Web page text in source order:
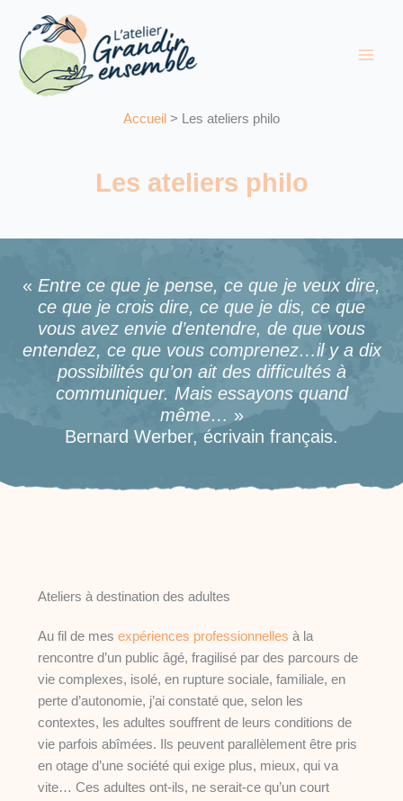
contenu
Accueil Les ateliers philo
Les ateliers philo
« Entre ce que je pense, ce que je veux dire,
ce que je crois dire, ce que je dis, ce que
vous avez envie d’entendre, de que vous
entendez, ce que vous comprenez…il y a dix
possibilités qu’on ait des difficultés à
communiquer. Mais essayons quand
même… »
Bernard Werber, écrivain français.
Ateliers à destination des adultes
Au fil de mes expériences professionnelles à la
rencontre d’un public âgé, fragilisé par des parcours de
vie complexes, isolé, en rupture sociale, familiale, en
perte d’autonomie, j’ai constaté que, selon les
contextes, les adultes souffrent de leurs conditions de
vie parfois abîmées. Ils peuvent parallèlement être pris
en otage d’une société qui exige plus, mieux, qui va
vite… Ces adultes ont-ils, ne serait-ce qu’un court